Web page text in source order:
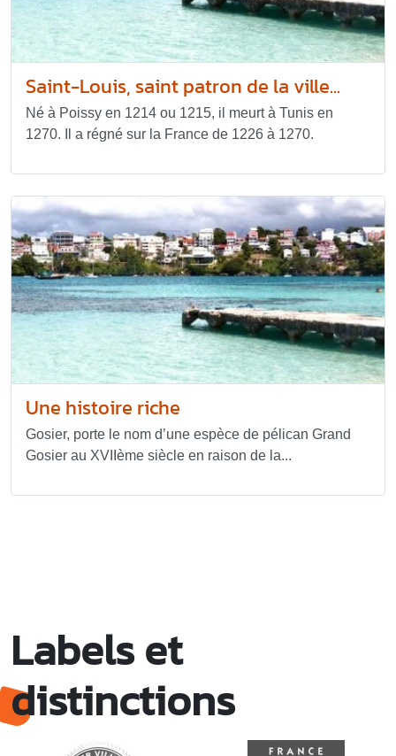
Saint-Louis, saint patron de la ville...
Né à Poissy en 1214 ou 1215, il meurt à Tunis en
1270. Il a régné sur la France de 1226 à 1270.
Une histoire riche
Gosier, porte le nom d’une espèce de pélican Grand
Gosier au XVIIème siècle en raison de la...
Labels et
distinctions